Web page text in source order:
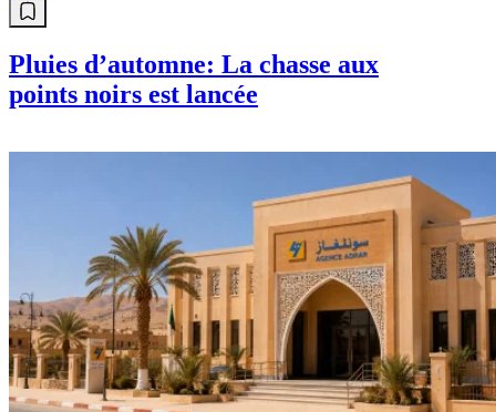
Info
Pluies d’automne: La chasse aux
points noirs est lancée